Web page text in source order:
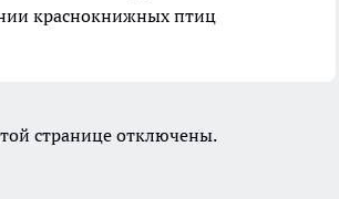
краснокнижных птиц
странице отключены.